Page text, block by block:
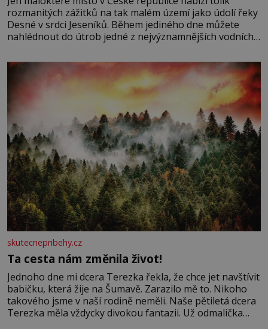
rozmanitých zážitků na tak malém území jako údolí řeky
Desné v srdci Jeseníků. Během jediného dne můžete
nahlédnout do útrob jedné z nejvýznamnějších vodních
se na koloběžce a den zakončit poznáváním památek ve
Velkých Losinách nebo v termálním
skutecnepribehy.cz
Ta cesta nám změnila život!
Jednoho dne mi dcera Terezka řekla, že chce jet navštívit
babičku, která žije na Šumavě. Zarazilo mě to. Nikoho
takového jsme v naší rodině neměli. Naše pětiletá dcera
Terezka měla vždycky divokou fantazii. Už odmalička